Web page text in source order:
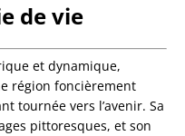
de vie
et dynamique,
région foncièrement
tournée vers l’avenir. Sa
pittoresques, et son